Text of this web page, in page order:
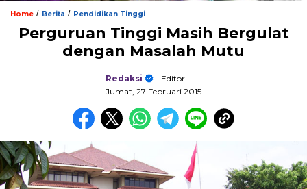
Home / Berita / Pendidikan Tinggi
Perguruan Tinggi Masih Bergulat
dengan Masalah Mutu
Redaksi
- Editor
Jumat, 27 Februari 2015